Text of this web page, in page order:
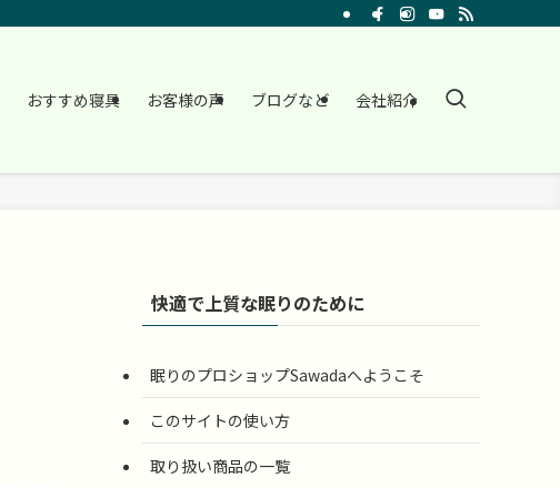
おすすめ寝具 お客様の声 ブログなど 会社紹介
快適で上質な眠りのために
眠りのプロショップSawadaへようこそ
このサイトの使い方
取り扱い商品の一覧